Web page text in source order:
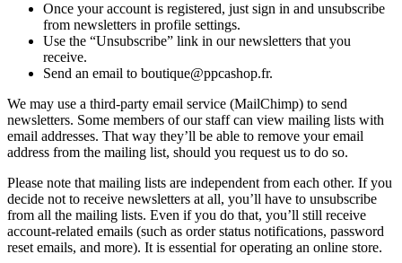
Once your account is registered, just sign in and unsubscribe
from newsletters in profile settings.
Use the “Unsubscribe” link in our newsletters that you
receive.
Send an email to boutique@ppcashop.fr.
We may use a third-party email service (MailChimp) to send
newsletters. Some members of our staff can view mailing lists with
email addresses. That way they’ll be able to remove your email
address from the mailing list, should you request us to do so.
Please note that mailing lists are independent from each other. If you
decide not to receive newsletters at all, you’ll have to unsubscribe
from all the mailing lists. Even if you do that, you’ll still receive
account-related emails (such as order status notifications, password
reset emails, and more). It is essential for operating an online store.